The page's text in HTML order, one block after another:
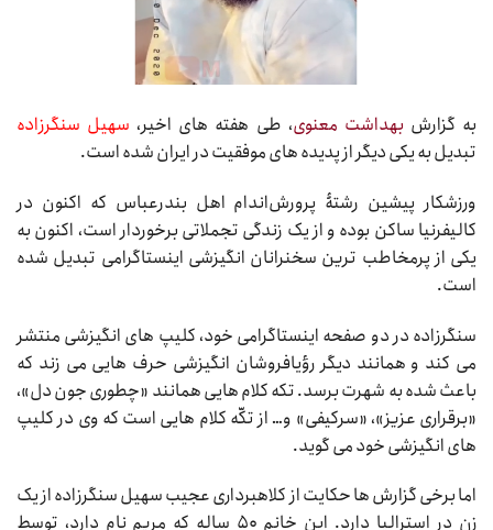
به گزارش بهداشت معنوی، طی هفته های اخیر، سهیل سنگرزاده
تبدیل به یکی دیگر از پدیده های موفقیت در ایران شده است.
ورزشکار پیشین رشتۀ پرورش‌اندام اهل بندرعباس که اکنون در
کالیفرنیا ساکن بوده و از یک زندگی تجملاتی برخوردار است، اکنون به
یکی از پرمخاطب ترین سخنرانان انگیزشی اینستاگرامی تبدیل شده
است.
سنگرزاده در دو صفحه اینستاگرامی خود، کلیپ های انگیزشی منتشر
می کند و همانند دیگر رؤیافروشان انگیزشی حرف هایی می زند که
باعث شده به شهرت برسد. تکه کلام هایی همانند «چطوری جون دل»،
«برقراری عزیز»، «سرکیفی» و… از تکّه کلام هایی است که وی در کلیپ
های انگیزشی خود می گوید.
اما برخی گزارش ها حکایت از کلاهبرداری عجیب سهیل سنگرزاده از یک
زن در استرالیا دارد. این خانم ۵۰ ساله که مریم نام دارد، توسط